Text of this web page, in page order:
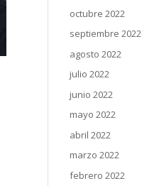
octubre 2022
septiembre 2022
agosto 2022
julio 2022
junio 2022
mayo 2022
abril 2022
marzo 2022
febrero 2022